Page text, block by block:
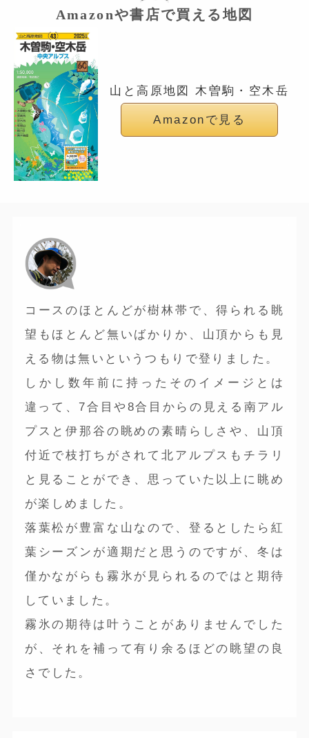
Amazonや書店で買える地図
山と高原地図 木曽駒・空木岳
Amazonで見る
コースのほとんどが樹林帯で、得られる眺
望もほとんど無いばかりか、山頂からも見
える物は無いというつもりで登りました。
しかし数年前に持ったそのイメージとは
違って、7合目や8合目からの見える南アル
プスと伊那谷の眺めの素晴らしさや、山頂
付近で枝打ちがされて北アルプスもチラリ
と見ることができ、思っていた以上に眺め
が楽しめました。
落葉松が豊富な山なので、登るとしたら紅
葉シーズンが適期だと思うのですが、冬は
僅かながらも霧氷が見られるのではと期待
していました。
霧氷の期待は叶うことがありませんでした
が、それを補って有り余るほどの眺望の良
さでした。